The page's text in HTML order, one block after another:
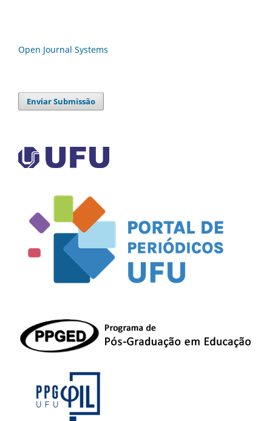
Open Journal Systems
Enviar Submissão